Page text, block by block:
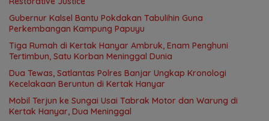
Gubernur Kalsel Bantu Pokdakan Tabulihin Guna
Perkembangan Kampung Papuyu
Tiga Rumah di Kertak Hanyar Ambruk, Enam Penghuni
Tertimbun, Satu Korban Meninggal Dunia
Dua Tewas, Satlantas Polres Banjar Ungkap Kronologi
Kecelakaan Beruntun di Kertak Hanyar
Mobil Terjun ke Sungai Usai Tabrak Motor dan Warung di
Kertak Hanyar, Dua Meninggal